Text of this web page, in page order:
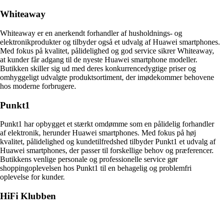
Whiteaway
Whiteaway er en anerkendt forhandler af husholdnings- og
elektronikprodukter og tilbyder også et udvalg af Huawei smartphones.
Med fokus på kvalitet, pålidelighed og god service sikrer Whiteaway,
at kunder får adgang til de nyeste Huawei smartphone modeller.
Butikken skiller sig ud med deres konkurrencedygtige priser og
omhyggeligt udvalgte produktsortiment, der imødekommer behovene
hos moderne forbrugere.
Punkt1
Punkt1 har opbygget et stærkt omdømme som en pålidelig forhandler
af elektronik, herunder Huawei smartphones. Med fokus på høj
kvalitet, pålidelighed og kundetilfredshed tilbyder Punkt1 et udvalg af
Huawei smartphones, der passer til forskellige behov og præferencer.
Butikkens venlige personale og professionelle service gør
shoppingoplevelsen hos Punkt1 til en behagelig og problemfri
oplevelse for kunder.
HiFi Klubben